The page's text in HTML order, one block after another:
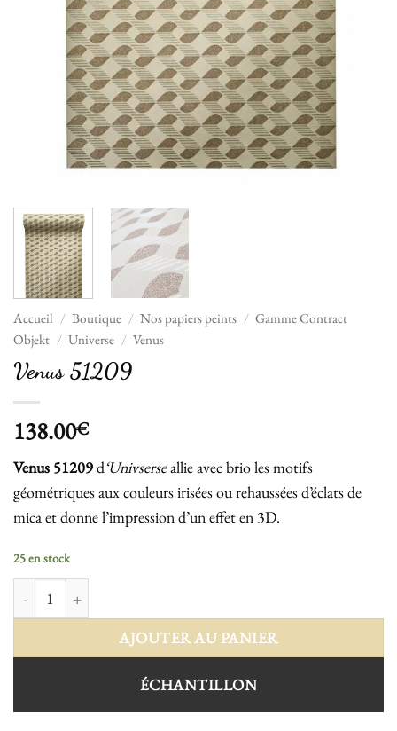
Accueil / Boutique / Nos papiers peints / Gamme Contract
Objekt / Universe / Venus
Venus 51209
138.00€
Venus 51209d‘Univserseallie avec brio les motifs
géométriques aux couleurs irisées ou rehaussées d’éclats de
mica et donne l’impression d’un effet en 3D.
25 en stock
AJOUTER AU PANIER
ÉCHANTILLON